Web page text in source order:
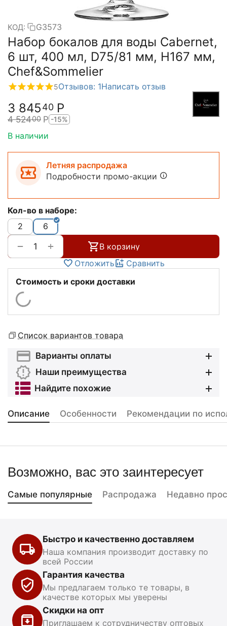
КОД: G3573
Набор бокалов для воды Cabernet,
6 шт, 400 мл, D75/81 мм, H167 мм,
Chef&Sommelier
5Отзывов: 1Написать отзыв
3 84540 Р
4 52400 Р -15%
В наличии
Летняя распродажа
Подробности промо-акции
Кол-во в наборе:
2
6
+
−
В корзину
Отложить
Сравнить
Стоимость и сроки доставки
Список вариантов товара
Варианты оплаты
Наши преимущества
Найдите похожие
Описание Особенности Рекомендации по
Возможно, вас это заинтересует
Самые популярные Распродажа Недавно
Быстро и качественно доставляем
Наша компания производит доставку по
всей России
Гарантия качества
Мы предлагаем только те товары, в
качестве которых мы уверены
Скидки на опт
Приглашаем к сотрудничеству оптовых